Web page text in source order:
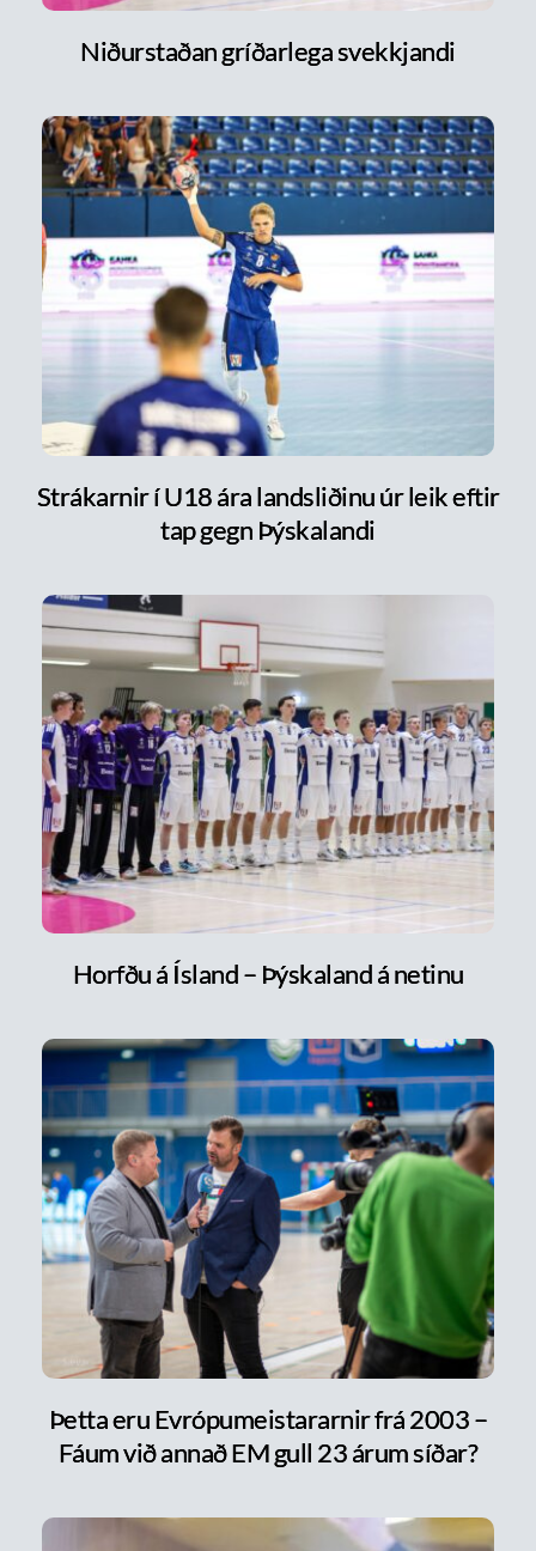
Niðurstaðan gríðarlega svekkjandi
Strákarnir í U18 ára landsliðinu úr leik eftir
tap gegn Þýskalandi
Horfðu á Ísland – Þýskaland á netinu
Þetta eru Evrópumeistararnir frá 2003 –
Fáum við annað EM gull 23 árum síðar?